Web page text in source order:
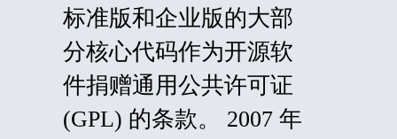
标准版和企业版的大部
分核心代码作为开源软
件捐赠通用公共许可证
(GPL) 的条款。 2007 年